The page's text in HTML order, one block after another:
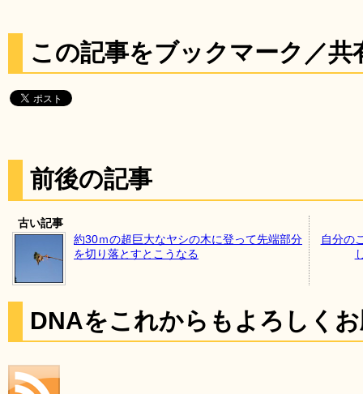
この記事をブックマーク／共
前後の記事
古い記事
約30ｍの超巨大なヤシの木に登って先端部分
を切り落とすとこうなる
自分の
DNAをこれからもよろしく